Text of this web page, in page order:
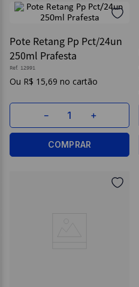
Pote Retang Pp Pct/24un
250ml Prafesta
Ref. 12991
R$ 15,69
＋
－
COMPRAR